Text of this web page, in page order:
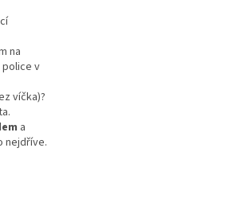
na
police v
víčka)?
a
nejdříve.